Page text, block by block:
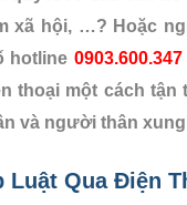
xã hội, …? Hoặc
hotline 0903.600.347
thoại một cách
và người thân
Luật Qua Điện